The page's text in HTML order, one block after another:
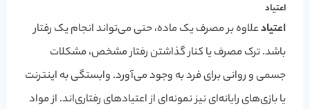
اعتیاد
اعتیادعلاوه بر مصرف یک ماده، حتی می‌تواند انجام یک رفتار
باشد. ترک مصرف یا کنار گذاشتن رفتار مشخص، مشکلات
جسمی و روانی برای فرد به وجود می‌آورد. وابستگی به اینترنت
یا بازی‌های رایانه‌ای نیز نمونه‌ای از اعتیادهای رفتاری‌اند. از مواد